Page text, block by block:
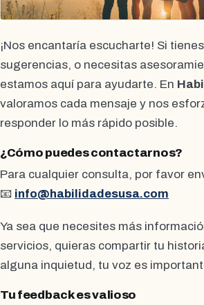
¡Nos encantaría escucharte! Si
sugerencias, o necesitas
estamos aquí para ayudarte. En
valoramos cada mensaje y nos
responder lo más rápido posible.
¿Cómo puedes contactarnos?
Para cualquier consulta, por favor
📧 info@habilidadesusa.com
Ya sea que necesites más
servicios, quieras compartir tu
alguna inquietud, tu voz es
Tu feedback es valioso